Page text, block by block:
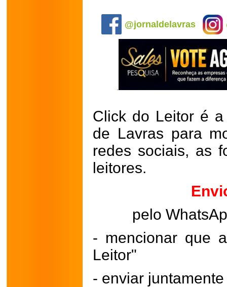
@jornaldelavras
Click do Leitor é
de Lavras para
redes sociais, as
leitores.
pelo
- mencionar que
Leitor"
- enviar